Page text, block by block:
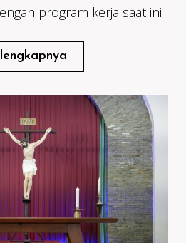
program kerja saat ini